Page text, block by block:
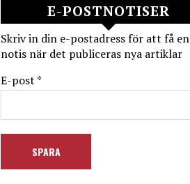
E-POSTNOTISER
Skriv in din e-postadress för att få en
notis när det publiceras nya artiklar
E-post *